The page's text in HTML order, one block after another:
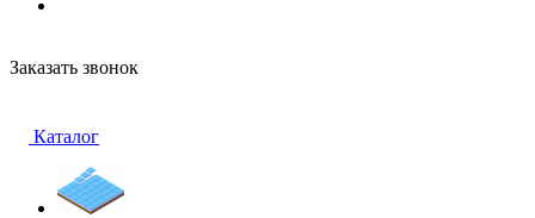
Заказать звонок
Каталог